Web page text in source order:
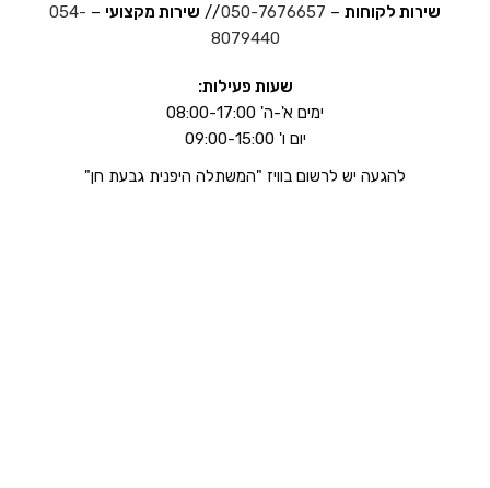
שירות לקוחות –
050-7676657
// שירות מקצועי –
054-
8079440
שעות פעילות:
ימים א'-ה' 08:00-17:00
יום ו' 09:00-15:00
להגעה יש לרשום בוויז "המשתלה היפנית גבעת חן"